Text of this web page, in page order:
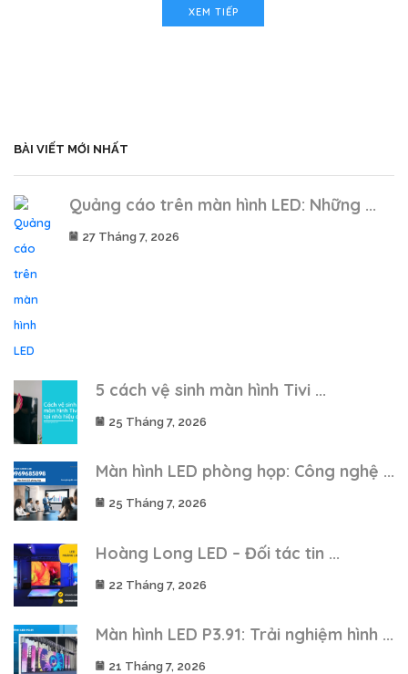
XEM TIẾP
BÀI VIẾT MỚI NHẤT
Quảng cáo trên màn hình LED: Những ...
27 Tháng 7, 2026
5 cách vệ sinh màn hình Tivi ...
25 Tháng 7, 2026
Màn hình LED phòng họp: Công nghệ ...
25 Tháng 7, 2026
Hoàng Long LED – Đối tác tin ...
22 Tháng 7, 2026
Màn hình LED P3.91: Trải nghiệm hình ...
21 Tháng 7, 2026